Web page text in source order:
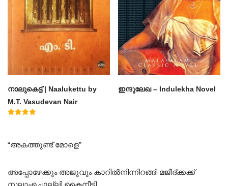
നാലുകെട്ട് | Naalukettu by
M.T. Vasudevan Nair
ഇന്ദുലേഖ – Indulekha Novel
“അകത്തുണ്ട് മോളെ”
അപ്പോഴേക്കും അജുവും കാറിൽനിന്നിറങ്ങി മജീദ്ക്കക്ക്
സലാംചൊല്ലി കൈനീട്ടി.